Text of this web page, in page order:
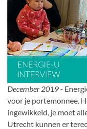
December 2019-
voor je portemonnee.
ingewikkeld, je moet
Utrecht kunnen er